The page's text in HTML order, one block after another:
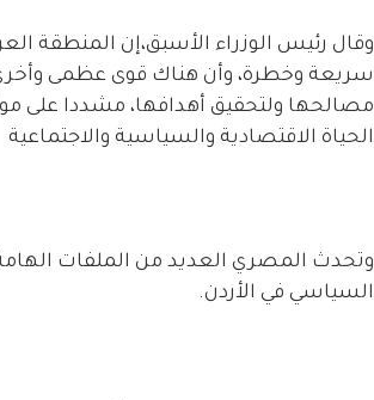
وقال رئيس الوزراء الأسبق،إن المنطقة
سريعة وخطرة، وأن هناك قوى عظمى
مصالحها ولتحقيق أهدافها، مشددا على
الحياة الاقتصادية والسياسية والاجتماعية
وتحدث المصري العديد من الملفات
السياسي في الأردن.